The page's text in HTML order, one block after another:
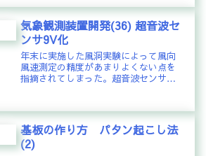
力電圧が徐々に上昇するはずなのが、
ある電圧を過ぎると脈流しているよ
う...
気象観測装置開発(36) 超音波セ
ンサ9V化
年末に実施した風洞実験によって風向
風速測定の精度があまりよくない点を
指摘されてしまった。超音波センサを
響か受信波のレベルが低い傾向があ
り、それによって風速測定時のエラー
や数...
基板の作り方 パタン起こし法
(2)